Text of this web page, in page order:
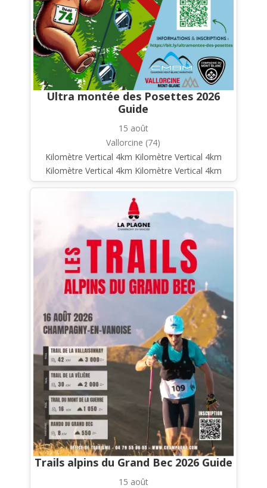
Ultra montée des Posettes 2026
Guide
15 août
Vallorcine (74)
Kilomètre Vertical 4km Kilomètre Vertical 4km
Kilomètre Vertical 4km Kilomètre Vertical 4km
Trails alpins du Grand Bec 2026 Guide
15 août